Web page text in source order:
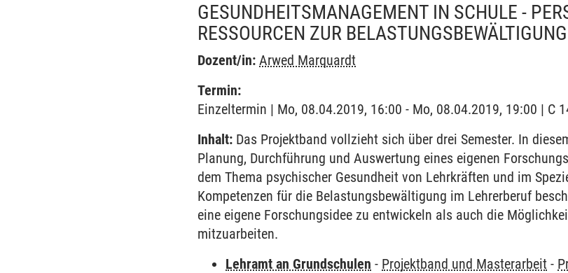
GESUNDHEITSMANAGEMENT IN SCHULE -
RESSOURCEN ZUR BELASTUNGSBEWÄLTIGUNG
Dozent/in: Arwed Marquardt
Termin:
Einzeltermin | Mo, 08.04.2019, 16:00 - Mo, 08.04.2019, 19:00 | C
Inhalt: Das Projektband vollzieht sich über drei Semester. In
Planung, Durchführung und Auswertung eines eigenen
dem Thema psychischer Gesundheit von Lehrkräften und im
Kompetenzen für die Belastungsbewältigung im Lehrerberuf
eine eigene Forschungsidee zu entwickeln als auch die
mitzuarbeiten.
Lehramt an Grundschulen - Projektband und Masterarbeit -